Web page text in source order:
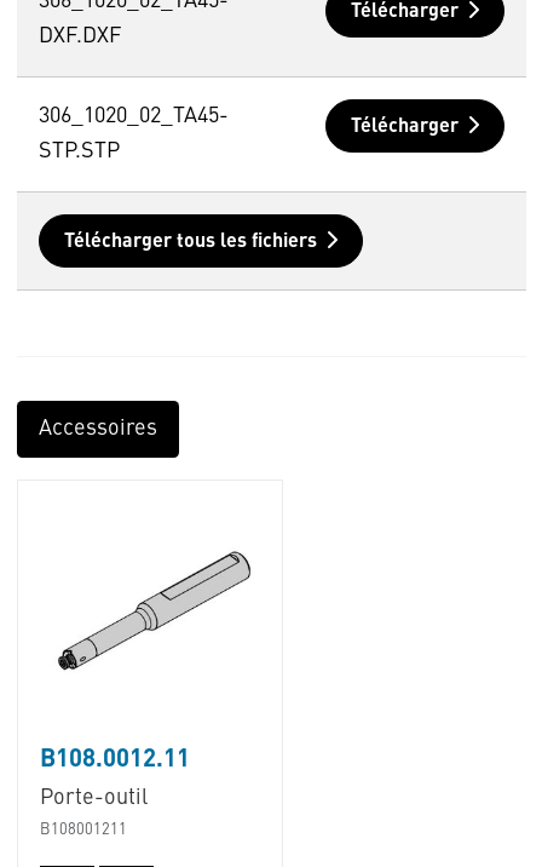
DXF.DXF
Télécharger
306_1020_02_TA45-
STP.STP
Télécharger
Télécharger tous les fichiers
Accessoires
B108.0012.11
Porte-outil
B108001211